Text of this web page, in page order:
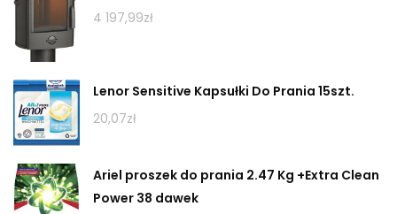
4 197,99zł
Lenor Sensitive Kapsułki Do Prania 15szt.
20,07zł
Ariel proszek do prania 2.47 Kg +Extra Clean
Power 38 dawek